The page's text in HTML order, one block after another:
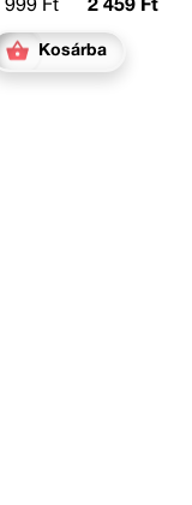
999 Ft
2 459 Ft
Kosárba